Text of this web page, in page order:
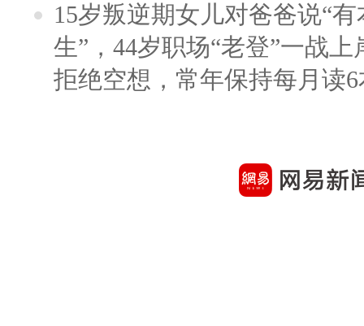
15岁叛逆期女儿对爸爸说“
生”，44岁职场“老登”一战上
拒绝空想，常年保持每月读